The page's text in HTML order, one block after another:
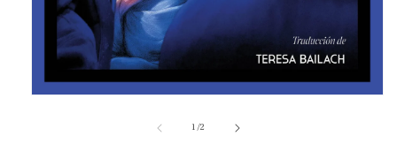
1 /de2